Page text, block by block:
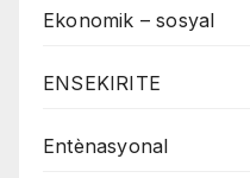
Ekonomik – sosyal
ENSEKIRITE
Entènasyonal